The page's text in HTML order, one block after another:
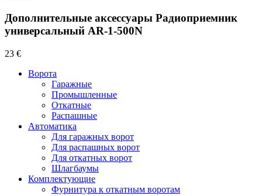
Дополнительные аксессуары Радиоприемник
универсальный AR-1-500N
23 €
Ворота
Гаражные
Промышленные
Откатные
Распашные
Автоматика
Для гаражных ворот
Для распашных ворот
Для откатных ворот
Шлагбаумы
Комплектующие
Фурнитура к откатным воротам